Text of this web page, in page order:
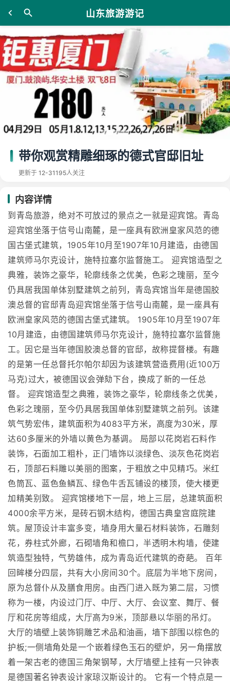
山东旅游游记
带你观赏精雕细琢的德式官邸旧址
更新于 12-31195人关注
内容详情
到青岛旅游，绝对不可放过的景点之一就是迎宾馆。青岛
迎宾馆坐落于信号山南麓，是一座具有欧洲皇家风范的德
国古堡式建筑，1905年10月至1907年10月建造，由德国
建筑师马尔克设计，施特拉塞尔监督施工。 迎宾馆造型之
典雅，装饰之豪华，轮廓线条之优美，色彩之瑰丽，至今
仍具居我国单体别墅建筑之前列，青岛宾馆当年是德国胶
澳总督的官邸青岛迎宾馆坐落于信号山南麓，是一座具有
欧洲皇家风范的德国古堡式建筑。 1905年10月至1907年
10月建造，由德国建筑师马尔克设计，施特拉塞尔监督施
工。因它是当年德国胶澳总督的官邸，故称提督楼。有趣
的是第一任总督托尔帕尔却因为该建筑营造费用(近100万
马克)过大，被德国议会弹劾下台，换成了新的一任总
督。 迎宾馆造型之典雅，装饰之豪华，轮廓线条之优美，
色彩之瑰丽，至今仍具居我国单体别墅建筑之前列。该建
筑气势宏伟，建筑面积为4083平方米，高度为30米，厚
达60多厘米的外墙以黄色为基调。 局部以花岗岩石料作
装饰，石面加工粗朴，正门墙饰以淡绿色、淡灰色花岗岩
石，顶部石料雕以美丽的图案，于粗放之中见精巧。米红
色筒瓦、蓝色鱼鳞瓦、绿色牛舌瓦铺设的楼顶，使大楼更
加精美别致。 迎宾馆楼地下一层，地上三层，总建筑面积
4000余平方米，是砖石钢木结构，德国古典皇宫庭院建
筑。屋顶设计丰富多变，墙身用大量石材料装饰，石雕刻
花，券柱式外廊，石砌墙角和檐口，半透明木构墙，使建
筑造型独特，气势雄伟，成为青岛近代建筑的奇葩。 百年
回眸楼分四层，共有大小房间30个。底层为半地下房间，
原为总督仆从及膳食用房。由西门进入既为第二层，习惯
称为一楼，内设过门厅、中厅、大厅、会议室、舞厅、餐
厅和花房等组成，大厅高为9米，顶部悬以华丽的吊灯。
大厅的墙壁上装饰铜雕艺术品和油画，墙下部围以棕色的
护板;一侧墙角处是一个嵌着绿色玉石的壁炉，另一角摆放
着一架古老的德国三角架钢琴，大厅墙壁上挂有一只钟表
是德国著名钟表设计家琼汉斯设计的。 它有一个特点是一